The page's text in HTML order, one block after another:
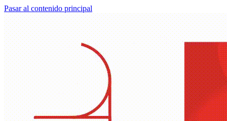
Pasar al contenido principal